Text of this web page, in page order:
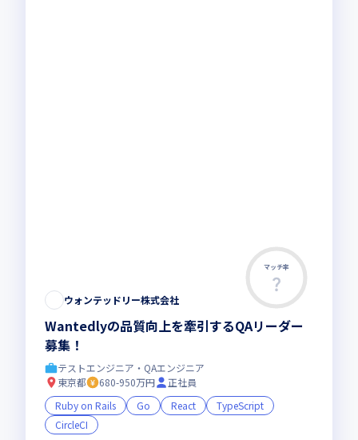
マッチ率
ウォンテッドリー株式会社
Wantedlyの品質向上を牽引するQAリーダー
募集！
テストエンジニア・QAエンジニア
東京都
680-950万円
正社員
Ruby on Rails
Go React
TypeScript
CircleCI